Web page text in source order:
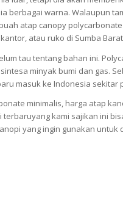
berbagai warna. Walaupun
atap canopy
atau ruko di Sumba
tau tentang bahan ini.
minyak bumi dan gas.
masuk ke Indonesia sekitar
minimalis, harga atap
kami sajikan ini
yang ingin gunakan untuk